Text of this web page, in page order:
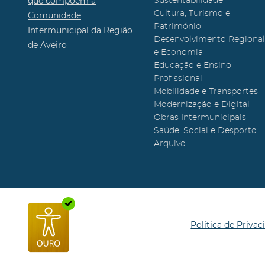
Comunidade
Intermunicipal da Região
de Aveiro
Cultura, Turismo e
Património
Desenvolvimento Regional
e Economia
Educação e Ensino
Profissional
Mobilidade e Transportes
Modernização e Digital
Obras Intermunicipais
Saúde, Social e Desporto
Arquivo
Política de